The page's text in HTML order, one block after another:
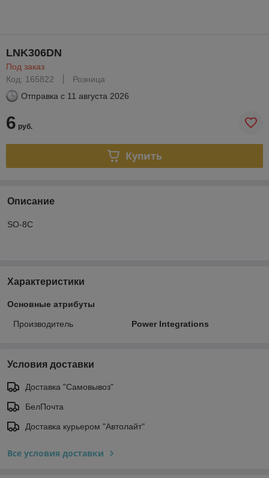
LNK306DN
Под заказ
Код: 165822
Розница
Отправка с 11 августа 2026
6 руб.
Купить
Описание
SO-8C
Характеристики
Основные атрибуты
Производитель Power Integrations
Условия доставки
Доставка "Самовывоз"
БелПочта
Доставка курьером "Автолайт"
Все условия доставки